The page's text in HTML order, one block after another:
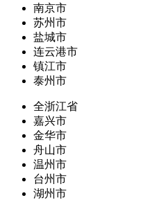
南京市
苏州市
盐城市
连云港市
镇江市
泰州市
全浙江省
嘉兴市
金华市
舟山市
温州市
台州市
湖州市